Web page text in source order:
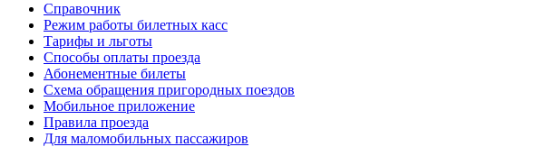
Справочник
Режим работы билетных касс
Тарифы и льготы
Способы оплаты проезда
Абонементные билеты
Схема обращения пригородных поездов
Мобильное приложение
Правила проезда
Для маломобильных пассажиров